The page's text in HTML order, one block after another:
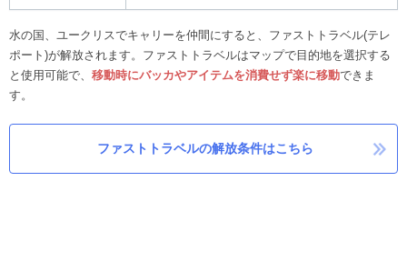
水の国、ユークリスでキャリーを仲間にすると、ファストトラベル(テレ
ポート)が解放されます。ファストトラベルはマップで目的地を選択する
と使用可能で、 移動時にバッカやアイテムを消費せず楽に移動できま
す。
ファストトラベルの解放条件はこちら